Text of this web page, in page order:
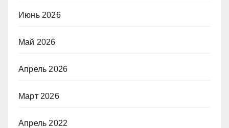
Июнь 2026
Май 2026
Апрель 2026
Март 2026
Апрель 2022